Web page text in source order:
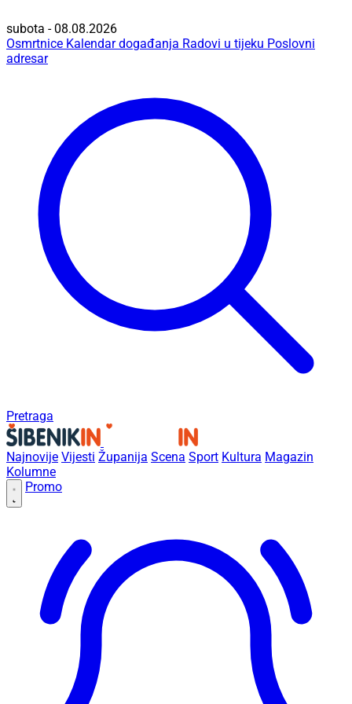
subota - 08.08.2026
Osmrtnice Kalendar događanja Radovi u tijeku Poslovni
adresar
Pretraga
Najnovije Vijesti Županija Scena Sport Kultura Magazin
Kolumne
Promo